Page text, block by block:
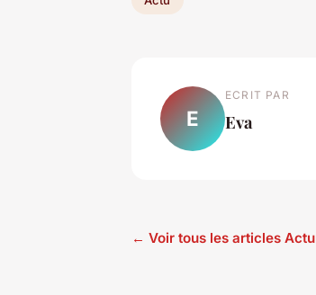
E
ECRIT PAR
Eva
← Voir tous les articles Actu